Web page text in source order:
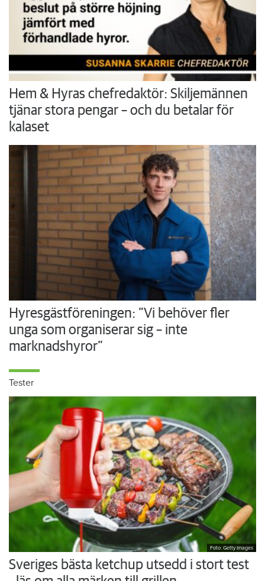
Hem & Hyras chefredaktör: Skiljemännen
tjänar stora pengar – och du betalar för
kalaset
Hyresgästföreningen: ”Vi behöver fler
unga som organiserar sig – inte
marknadshyror”
Tester
Foto: Getty Images
Sveriges bästa ketchup utsedd i stort test